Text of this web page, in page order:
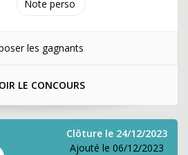
Note perso
les gagnants
LE CONCOURS
Clôture le 24/12/2023
Ajouté le 06/12/2023